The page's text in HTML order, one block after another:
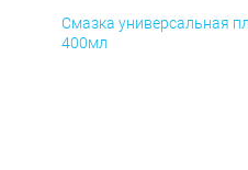
Смазка универсальная
400мл